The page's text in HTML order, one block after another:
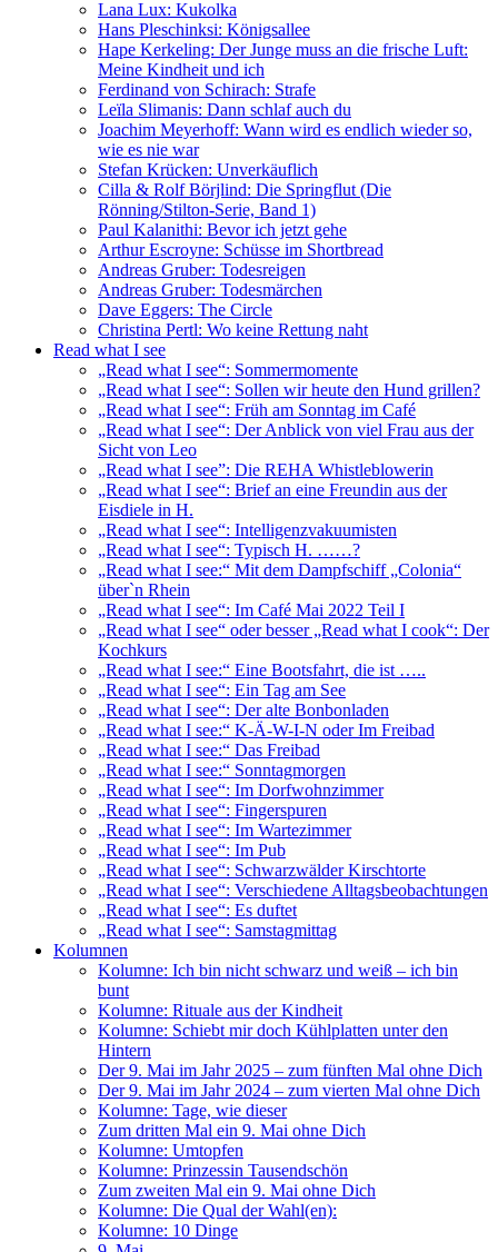
Lana Lux: Kukolka
Hans Pleschinksi: Königsallee
Hape Kerkeling: Der Junge muss an die frische Luft:
Meine Kindheit und ich
Ferdinand von Schirach: Strafe
Leïla Slimanis: Dann schlaf auch du
Joachim Meyerhoff: Wann wird es endlich wieder so,
wie es nie war
Stefan Krücken: Unverkäuflich
Cilla & Rolf Börjlind: Die Springflut (Die
Rönning/Stilton-Serie, Band 1)
Paul Kalanithi: Bevor ich jetzt gehe
Arthur Escroyne: Schüsse im Shortbread
Andreas Gruber: Todesreigen
Andreas Gruber: Todesmärchen
Dave Eggers: The Circle
Christina Pertl: Wo keine Rettung naht
Read what I see
„Read what I see“: Sommermomente
„Read what I see“: Sollen wir heute den Hund grillen?
„Read what I see“: Früh am Sonntag im Café
„Read what I see“: Der Anblick von viel Frau aus der
Sicht von Leo
„Read what I see”: Die REHA Whistleblowerin
„Read what I see“: Brief an eine Freundin aus der
Eisdiele in H.
„Read what I see“: Intelligenzvakuumisten
„Read what I see“: Typisch H. ……?
„Read what I see:“ Mit dem Dampfschiff „Colonia“
über`n Rhein
„Read what I see“: Im Café Mai 2022 Teil I
„Read what I see“ oder besser „Read what I cook“: Der
Kochkurs
„Read what I see:“ Eine Bootsfahrt, die ist …..
„Read what I see“: Ein Tag am See
„Read what I see“: Der alte Bonbonladen
„Read what I see:“ K-Ä-W-I-N oder Im Freibad
„Read what I see:“ Das Freibad
„Read what I see:“ Sonntagmorgen
„Read what I see“: Im Dorfwohnzimmer
„Read what I see“: Fingerspuren
„Read what I see“: Im Wartezimmer
„Read what I see“: Im Pub
„Read what I see“: Schwarzwälder Kirschtorte
„Read what I see“: Verschiedene Alltagsbeobachtungen
„Read what I see“: Es duftet
„Read what I see“: Samstagmittag
Kolumnen
Kolumne: Ich bin nicht schwarz und weiß – ich bin
bunt
Kolumne: Rituale aus der Kindheit
Kolumne: Schiebt mir doch Kühlplatten unter den
Hintern
Der 9. Mai im Jahr 2025 – zum fünften Mal ohne Dich
Der 9. Mai im Jahr 2024 – zum vierten Mal ohne Dich
Kolumne: Tage, wie dieser
Zum dritten Mal ein 9. Mai ohne Dich
Kolumne: Umtopfen
Kolumne: Prinzessin Tausendschön
Zum zweiten Mal ein 9. Mai ohne Dich
Kolumne: Die Qual der Wahl(en):
Kolumne: 10 Dinge